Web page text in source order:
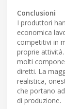
Conclusioni
I produttori
economica
competitivi in
proprie
molti
diretti. La
realistica,
che portano
di produzione.